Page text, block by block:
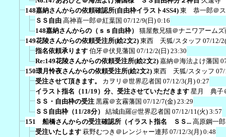
148嘉納さんからの依頼確認所(自由枠イラスト4SS4) 東 恭一郎＠
ＳＳ自由 高神喜一郎＠紅葉国 07/12/9(日) 0:16
148嘉納さんからの（ｓｓ自由枠）
猫屋敷兄猫＠ナニワアームズ
149花陵さんからの依頼受注所(絵2文2) 東西 天狐/スタッフ 07/12/
指名依頼承ります 伯牙＠伏見藩国 07/12/2(日) 23:30
Re:149花陵さんからの依頼受注所(絵2文2) 嘉納＠海法よけ藩国
150環月怜夜さんからの依頼受注所(絵2文2) 東西 天狐/スタッフ
受注させて頂きます。
カヲリ＠世界忍者国 07/12/3(月) 0:27
イラスト指名（11/19）分、受注させていただきます 星月 典子
ＳＳ・自由枠の受注 黒霧＠玄霧藩国 07/12/7(金) 23:29
ＳＳ自由枠（11/28分）
結城由羅@世界忍者国 07/12/11(火) 3:57
151 船橋さんからの受注確認所（イラスト指名 ＳＳ... 高原鋼一
受注いたします 萩野むつき＠レンジャー連邦 07/12/3(月) 0:48